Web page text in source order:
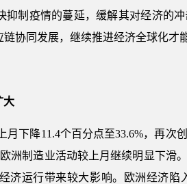
抑制疫情的蔓延，缓解其对经济的
协同发展，继续推进经济全球化才
大
月下降11.4个百分点至33.6%，再
洲制造业活动较上月继续明显下滑
济运行带来较大影响。欧洲经济